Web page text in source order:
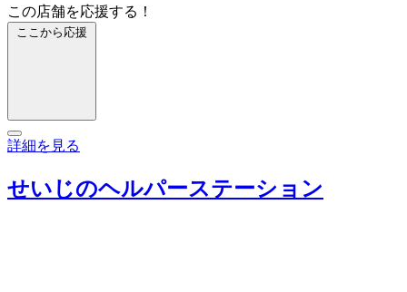
この店舗を応援する！
ここから応援
詳細を見る
せいじのヘルパーステーション